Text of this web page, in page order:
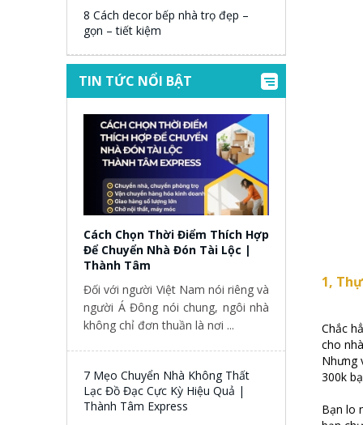
8 Cách decor bếp nhà trọ đẹp –
gọn – tiết kiệm
TIN TỨC NỔI BẬT
Cách Chọn Thời Điểm Thích Hợp
Để Chuyển Nhà Đón Tài Lộc |
Thành Tâm
Đối với người Việt Nam nói riêng và
người Á Đông nói chung, ngôi nhà
không chỉ đơn thuần là nơi ...
7 Mẹo Chuyển Nhà Không Thất
Lạc Đồ Đạc Cực Kỳ Hiệu Quả |
Thành Tâm Express
1,
Chắc
cho
Nhưng
300k
Bạn lo